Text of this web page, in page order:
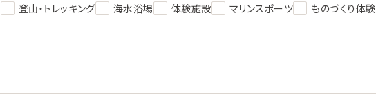
登山・トレッキング 海水浴場 体験施設 マリンスポーツ ものづくり体験